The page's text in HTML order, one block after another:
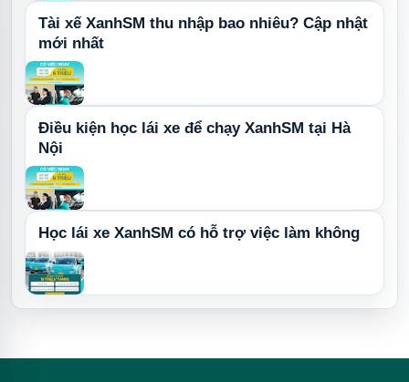
Tài xế XanhSM thu nhập bao nhiêu? Cập nhật
mới nhất
Điều kiện học lái xe để chạy XanhSM tại Hà
Nội
Học lái xe XanhSM có hỗ trợ việc làm không